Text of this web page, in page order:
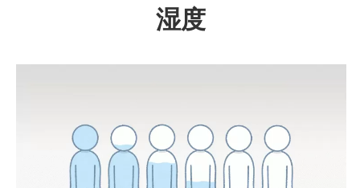
湿度